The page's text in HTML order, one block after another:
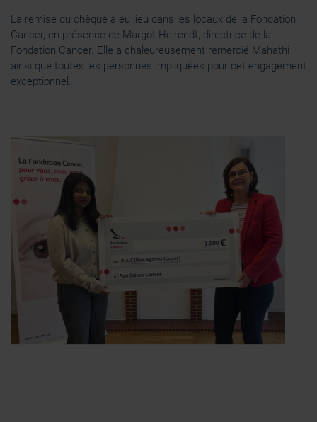
La remise du chèque a eu lieu dans les locaux de la Fondation
Cancer, en présence de Margot Heirendt, directrice de la
Fondation Cancer. Elle a chaleureusement remercié Mahathi
ainsi que toutes les personnes impliquées pour cet engagement
exceptionnel.